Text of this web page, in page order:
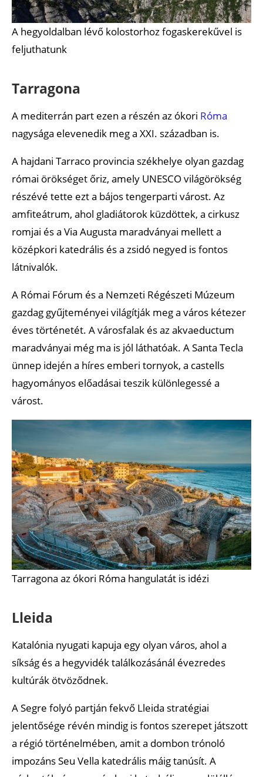
A hegyoldalban lévő kolostorhoz fogaskerekűvel is
feljuthatunk
Tarragona
A mediterrán part ezen a részén az ókori Róma
nagysága elevenedik meg a XXI. században is.
A hajdani Tarraco provincia székhelye olyan gazdag
római örökséget őriz, amely UNESCO világörökség
részévé tette ezt a bájos tengerparti várost. Az
amfiteátrum, ahol gladiátorok küzdöttek, a cirkusz
romjai és a Via Augusta maradványai mellett a
középkori katedrális és a zsidó negyed is fontos
látnivalók.
A Római Fórum és a Nemzeti Régészeti Múzeum
gazdag gyűjteményei világítják meg a város kétezer
éves történetét. A városfalak és az akvaeductum
maradványai még ma is jól láthatóak. A Santa Tecla
ünnep idején a híres emberi tornyok, a castells
hagyományos előadásai teszik különlegessé a
várost.
Tarragona az ókori Róma hangulatát is idézi
Lleida
Katalónia nyugati kapuja egy olyan város, ahol a
síkság és a hegyvidék találkozásánál évezredes
kultúrák ötvöződnek.
A Segre folyó partján fekvő Lleida stratégiai
jelentősége révén mindig is fontos szerepet játszott
a régió történelmében, amit a dombon trónoló
impozáns Seu Vella katedrális máig tanúsít. A